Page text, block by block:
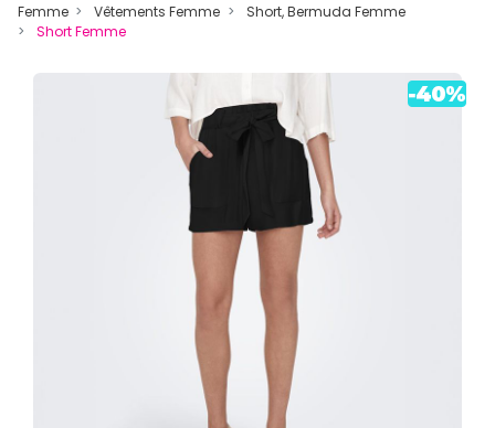
Femme Vêtements Femme
Short, Bermuda Femme
Short Femme